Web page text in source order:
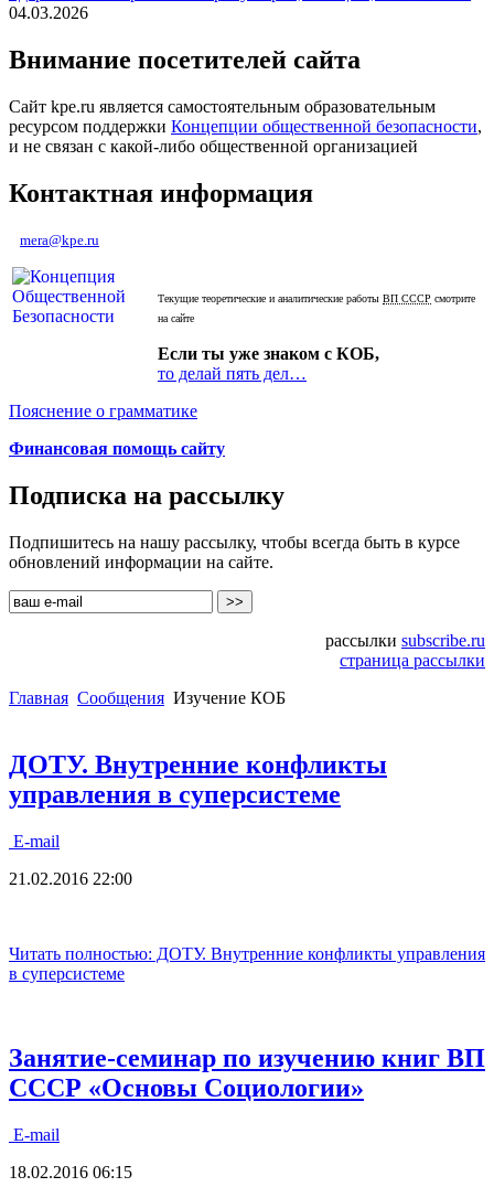
04.03.2026
Внимание посетителей сайта
Сайт kpe.ru является самостоятельным образовательным
ресурсом поддержки Концепции общественной безопасности,
и не связан с какой-либо общественной организацией
Контактная информация
mera@kpe.ru
Текущие теоретические и аналитические работы ВП СССР смотрите
на сайте
Если ты уже знаком с КОБ,
то делай пять дел…
Пояснение о грамматике
Финансовая помощь сайту
Подписка на рассылку
Подпишитесь на нашу рассылку, чтобы всегда быть в курсе
обновлений информации на сайте.
рассылки subscribe.ru
страница рассылки
Главная Сообщения Изучение КОБ
ДОТУ. Внутренние конфликты
управления в суперсистеме
E-mail
21.02.2016 22:00
Читать полностью: ДОТУ. Внутренние конфликты управления
в суперсистеме
Занятие-семинар по изучению книг ВП
СССР «Основы Социологии»
E-mail
18.02.2016 06:15